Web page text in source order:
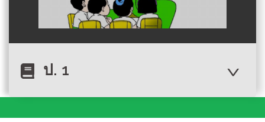
ป. 1